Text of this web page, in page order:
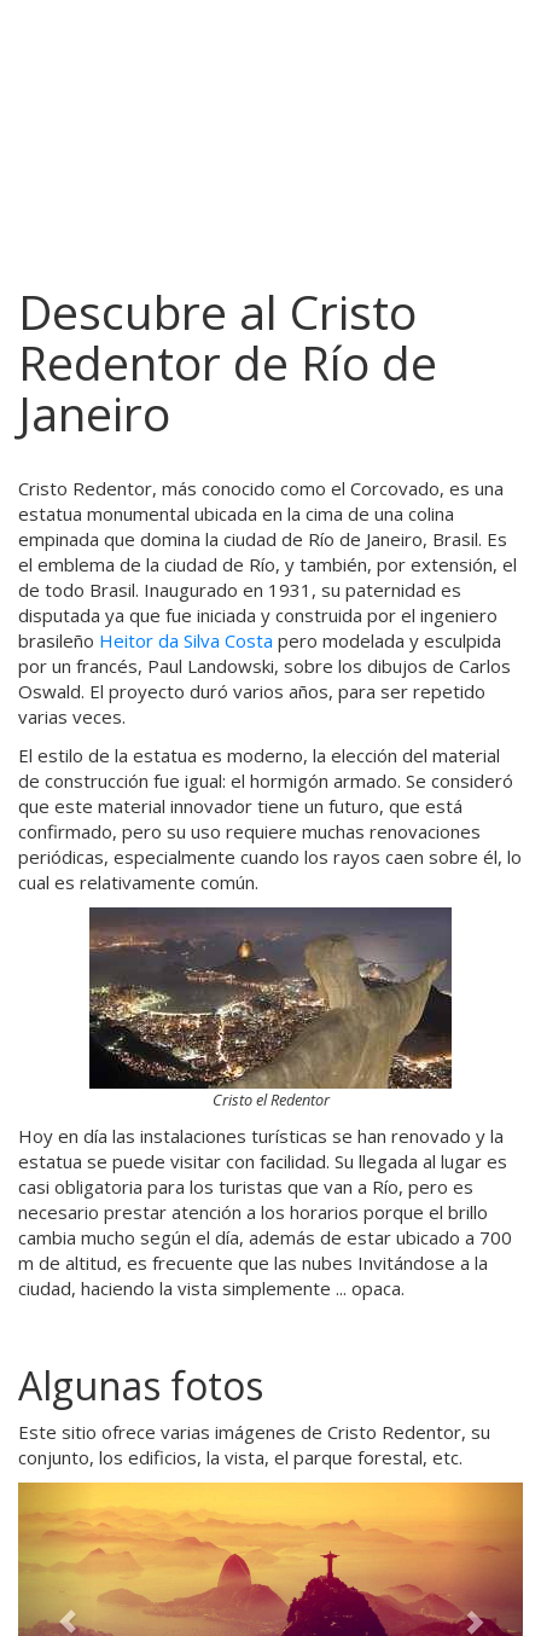
Descubre al Cristo
Redentor de Río de
Janeiro
Cristo Redentor, más conocido como el Corcovado, es una
estatua monumental ubicada en la cima de una colina
empinada que domina la ciudad de Río de Janeiro, Brasil. Es
el emblema de la ciudad de Río, y también, por extensión, el
de todo Brasil. Inaugurado en 1931, su paternidad es
disputada ya que fue iniciada y construida por el ingeniero
brasileño Heitor da Silva Costa pero modelada y esculpida
por un francés, Paul Landowski, sobre los dibujos de Carlos
Oswald. El proyecto duró varios años, para ser repetido
varias veces.
El estilo de la estatua es moderno, la elección del material
de construcción fue igual: el hormigón armado. Se consideró
que este material innovador tiene un futuro, que está
confirmado, pero su uso requiere muchas renovaciones
periódicas, especialmente cuando los rayos caen sobre él, lo
cual es relativamente común.
Cristo el Redentor
Hoy en día las instalaciones turísticas se han renovado y la
estatua se puede visitar con facilidad. Su llegada al lugar es
casi obligatoria para los turistas que van a Río, pero es
necesario prestar atención a los horarios porque el brillo
cambia mucho según el día, además de estar ubicado a 700
m de altitud, es frecuente que las nubes Invitándose a la
ciudad, haciendo la vista simplemente ... opaca.
Algunas fotos
Este sitio ofrece varias imágenes de Cristo Redentor, su
conjunto, los edificios, la vista, el parque forestal, etc.